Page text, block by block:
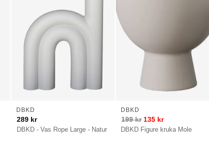
DBKD - Vas Rope Large - Natur
DBKD
289 kr
DBKD Figure kruka Mole
DBKD
199kr 135 kr